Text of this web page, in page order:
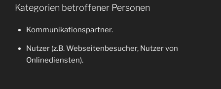
Kategorien betroffener Personen
Kommunikationspartner.
Nutzer (z.B. Webseitenbesucher, Nutzer von
Onlinediensten).